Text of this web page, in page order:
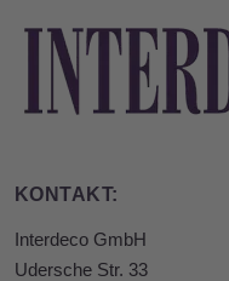
KONTAKT:
Interdeco GmbH
Udersche Str. 33